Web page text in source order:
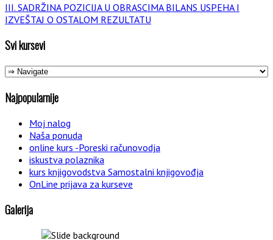
III. SADRŽINA POZICIJA U OBRASCIMA BILANS USPEHA I
IZVEŠTAJ O OSTALOM REZULTATU
Svi kursevi
Najpopularnije
Moj nalog
Naša ponuda
online kurs -Poreski računovodja
iskustva polaznika
kurs knjigovodstva Samostalni knjigovođja
OnLine prijava za kurseve
Galerija